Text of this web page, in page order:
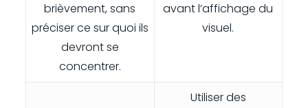
brièvement, sans
préciser ce sur quoi ils
devront se
concentrer.
avant l’affichage du
visuel.
Utiliser des